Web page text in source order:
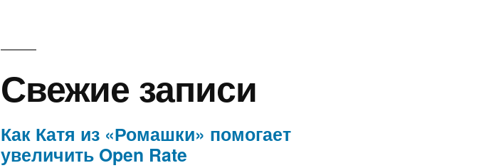
Свежие записи
Как Катя из «Ромашки» помогает
увеличить Open Rate